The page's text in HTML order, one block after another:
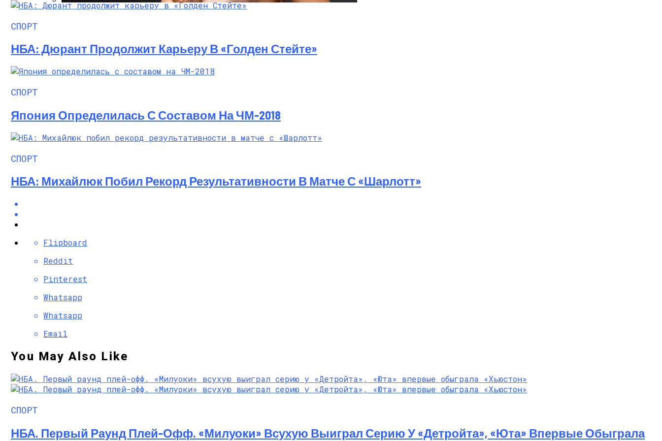
СПОРТ
НБА: Дюрант Продолжит Карьеру В «Голден Стейте»
СПОРТ
Япония Определилась С Составом На ЧМ-2018
СПОРТ
НБА: Михайлюк Побил Рекорд Результативности В Матче С «Шарлотт»
Flipboard
Reddit
Pinterest
Whatsapp
Whatsapp
Email
You May Also Like
СПОРТ
НБА. Первый Раунд Плей-Офф. «Милуоки» Всухую Выиграл Серию У «Детройта», «Юта» Впервые Обыграла